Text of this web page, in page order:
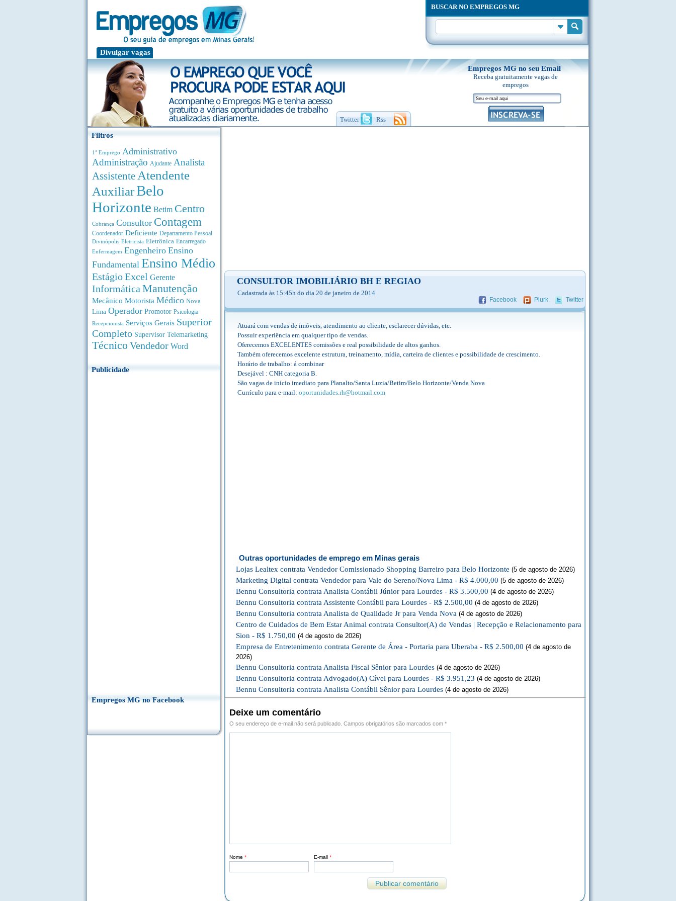
Divulgar vagas
BUSCAR NO EMPREGOS MG
Twitter Rss
Empregos MG no seu Email
Receba gratuitamente vagas de
empregos
Filtros
1° Emprego Administrativo
Administração Ajudante Analista
Assistente Atendente
AuxiliarBelo
Horizonte Betim Centro
Cobrança Consultor Contagem
Coordenador Deficiente Departamento Pessoal
Divinópolis Eletricista Eletrônica Encarregado
Enfermagem Engenheiro Ensino
Fundamental Ensino Médio
EstágioExcel Gerente
Informática Manutenção
Mecânico Motorista Médico Nova
Lima Operador Promotor Psicologia
Recepcionista Serviços Gerais Superior
Completo Supervisor Telemarketing
TécnicoVendedor Word
Publicidade
Empregos MG no Facebook
CONSULTOR IMOBILIÁRIO BH E REGIAO
Cadastrada às 15:45h do dia 20 de janeiro de 2014
Facebook Plurk Twitter
Atuará com vendas de imóveis, atendimento ao cliente, esclarecer dúvidas, etc.
Possuir experiência em qualquer tipo de vendas.
Oferecemos EXCELENTES comissões e real possibilidade de altos ganhos.
Também oferecemos excelente estrutura, treinamento, mídia, carteira de clientes e possibilidade de crescimento.
Horário de trabalho: á combinar
Desejável : CNH categoria B.
São vagas de início imediato para Planalto/Santa Luzia/Betim/Belo Horizonte/Venda Nova
Currículo para e-mail: oportunidades.rh@hotmail.com
Outras oportunidades de emprego em Minas gerais
Lojas Lealtex contrata Vendedor Comissionado Shopping Barreiro para Belo Horizonte (5 de agosto de 2026)
Marketing Digital contrata Vendedor para Vale do Sereno/Nova Lima - R$ 4.000,00 (5 de agosto de 2026)
Bennu Consultoria contrata Analista Contábil Júnior para Lourdes - R$ 3.500,00 (4 de agosto de 2026)
Bennu Consultoria contrata Assistente Contábil para Lourdes - R$ 2.500,00 (4 de agosto de 2026)
Bennu Consultoria contrata Analista de Qualidade Jr para Venda Nova (4 de agosto de 2026)
Centro de Cuidados de Bem Estar Animal contrata Consultor(A) de Vendas | Recepção e Relacionamento para
Sion - R$ 1.750,00 (4 de agosto de 2026)
Empresa de Entretenimento contrata Gerente de Área - Portaria para Uberaba - R$ 2.500,00 (4 de agosto de
2026)
Bennu Consultoria contrata Analista Fiscal Sênior para Lourdes (4 de agosto de 2026)
Bennu Consultoria contrata Advogado(A) Cível para Lourdes - R$ 3.951,23 (4 de agosto de 2026)
Bennu Consultoria contrata Analista Contábil Sênior para Lourdes (4 de agosto de 2026)
Deixe um comentário
O seu endereço de e-mail não será publicado. Campos obrigatórios são marcados com *
Nome * E-mail *